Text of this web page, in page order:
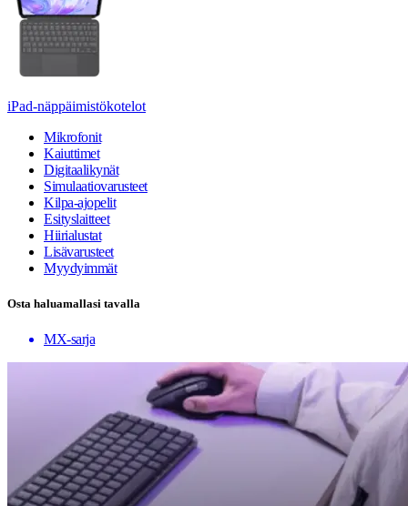
iPad-näppäimistökotelot
Mikrofonit
Kaiuttimet
Digitaalikynät
Simulaatiovarusteet
Kilpa-ajopelit
Esityslaitteet
Hiirialustat
Lisävarusteet
Myydyimmät
Osta haluamallasi tavalla
MX-sarja